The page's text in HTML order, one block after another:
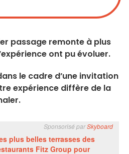
passage remonte à plus
ont pu évoluer.
le cadre d’une invitation
expérience diffère de la